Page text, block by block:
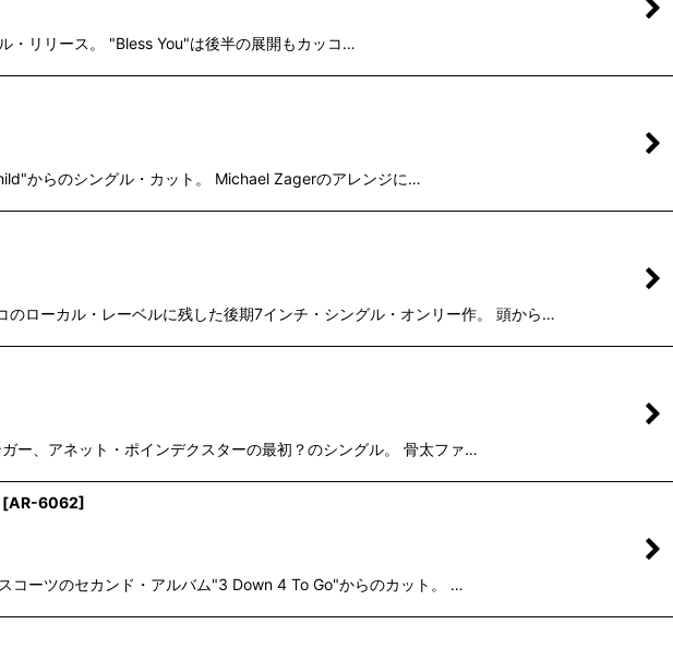
・リリース。 "Bless You"は後半の展開もカッコ…
からのシングル・カット。 Michael Zagerのアレンジに…
ローカル・レーベルに残した後期7インチ・シングル・オンリー作。 頭から…
、アネット・ポインデクスターの最初？のシングル。 骨太ファ…
[AR-6062]
コーツのセカンド・アルバム"3 Down 4 To Go"からのカット。 …